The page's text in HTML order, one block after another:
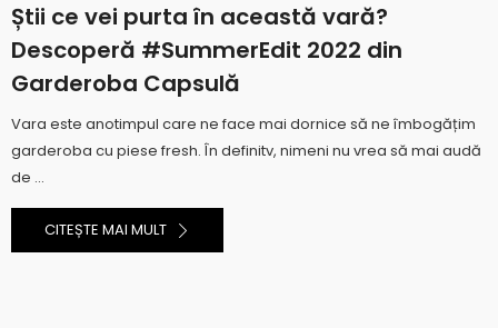
Știi ce vei purta în această vară?
Descoperă #SummerEdit 2022 din
Garderoba Capsulă
Vara este anotimpul care ne face mai dornice să ne îmbogățim
garderoba cu piese fresh. În definitv, nimeni nu vrea să mai audă
de ...
CITEȘTE MAI MULT